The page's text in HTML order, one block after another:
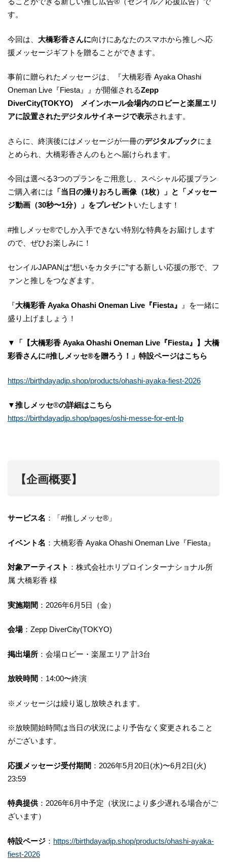
す。
今回は、 大橋彩香さんに向けにあなたのスマホから推しへ応
援メッセージギフトを贈ることができます。
事前に贈られたメッセージは、『大橋彩香 Ayaka Ohashi
Oneman Live『Fiesta』』が開催されるZepp
DiverCity(TOKYO) メインホール会場内のロビーと楽屋エリ
アに設置されたデジタルサイネージで表示されます。
さらに、終演後にはメッセージが一冊のデジタルブックにま
とめられ、大橋彩香さんのもとへ届けられます。
今回は選べる3つのプランをご用意し、スペシャル応援プラン
ご購入者には 「当日の撮りおろし画像（1枚）」と「メッセー
ジ動画（30秒〜1分）」をプレゼント いたします！
#推しメッセ®︎でしか入手できない特別な特典をお届けします
ので、ぜひお楽しみに！
センイルJAPANは“想いをカタチに”する新しい応援の形で、フ
ァンと推しをつなぎます。
『大橋彩香 Ayaka Ohashi Oneman Live『Fiesta』
』を一緒に
盛り上げましょう！
▼「【大橋彩香 Ayaka Ohashi Oneman Live『Fiesta』】大橋
彩香さんに#推しメッセ®︎を贈ろう！」特設ページはこちら
https://birthdayadjp.shop/products/ohashi-ayaka-fiest-2026
▼推しメッセ®︎の詳細はこちら
https://birthdayadjp.shop/pages/oshi-messe-for-ent-lp
【企画概要】
サービス名 ：「#推しメッセ®︎」
イベント名 ：大橋彩香 Ayaka Ohashi Oneman Live『Fiesta』
対象アーティスト ：株式会社ホリプロインターナショナル所
属 大橋彩香 様
実施期間 ：2026年6月5日（金）
会場：Zepp DiverCity(TOKYO)
掲出場所 ：会場ロビー・楽屋エリア 計3台
放映時間 ：14:00〜終演
※メッセージは繰り返し放映されます。
※放映開始時間は当日の状況により予告なく変更されること
がございます。
応援メッセージ受付期間 ：2026年5月20日(水)〜6月2日(火)
23:59
特典提供：2026年6月中予定（状況により多少遅れる場合がご
ざいます）
特設ページ ： https://birthdayadjp.shop/products/ohashi-ayaka-
fiest-2026